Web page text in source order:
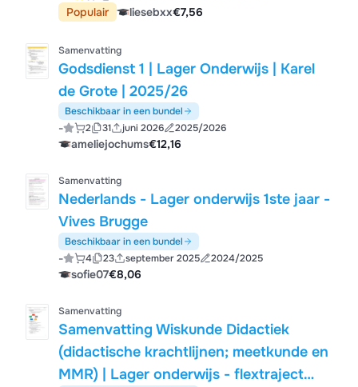
Populair liesebxx€7,56
Samenvatting
Godsdienst 1 | Lager Onderwijs | Karel
de Grote | 2025/26
Beschikbaar in een bundel
- 2 31 juni 2026 2025/2026
ameliejochums€12,16
Samenvatting
Nederlands - Lager onderwijs 1ste jaar -
Vives Brugge
Beschikbaar in een bundel
- 4 23 september 2025 2024/2025
sofie07€8,06
Samenvatting
Samenvatting Wiskunde Didactiek
(didactische krachtlijnen; meetkunde en
MMR) | Lager onderwijs - flextraject